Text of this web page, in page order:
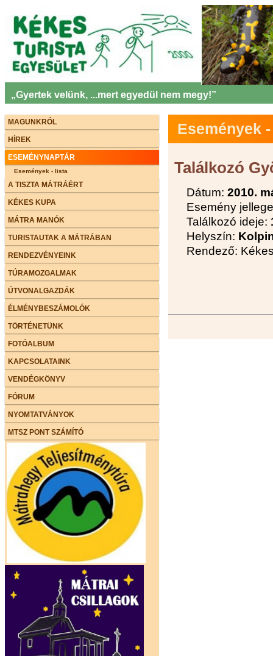
„Gyertek velünk, ...mert egyedül nem megy!”
MAGUNKRÓL
HÍREK
ESEMÉNYNAPTÁR
Események - lista
A TISZTA MÁTRÁÉRT
KÉKES KUPA
MÁTRA MANÓK
TURISTAUTAK A MÁTRÁBAN
RENDEZVÉNYEINK
TÚRAMOZGALMAK
ÚTVONALGAZDÁK
ÉLMÉNYBESZÁMOLÓK
TÖRTÉNETÜNK
FOTÓALBUM
KAPCSOLATAINK
VENDÉGKÖNYV
FÓRUM
NYOMTATVÁNYOK
MTSZ PONT SZÁMÍTÓ
Események
Találkozó
Dátum: 2010.
Esemény
Találkozó ideje:
Helyszín:
Rendező: